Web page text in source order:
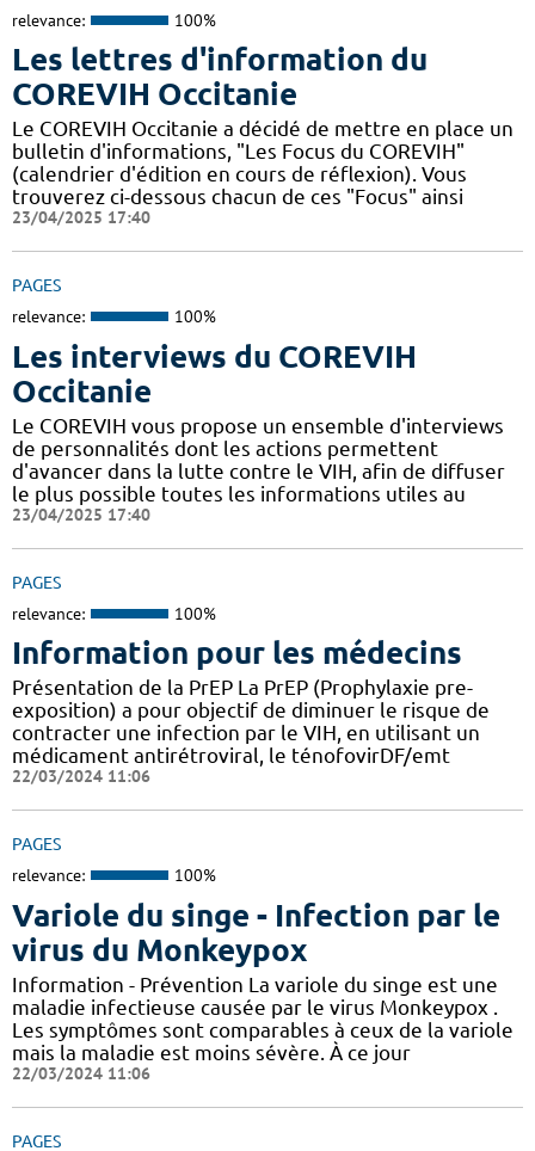
relevance: 100%
Les lettres d'information du
COREVIH Occitanie
Le COREVIH Occitanie a décidé de mettre en place un
bulletin d'informations, "Les Focus du COREVIH"
(calendrier d'édition en cours de réflexion). Vous
trouverez ci-dessous chacun de ces "Focus" ainsi
23/04/2025 17:40
PAGES
relevance: 100%
Les interviews du COREVIH
Occitanie
Le COREVIH vous propose un ensemble d'interviews
de personnalités dont les actions permettent
d'avancer dans la lutte contre le VIH, afin de diffuser
le plus possible toutes les informations utiles au
23/04/2025 17:40
PAGES
relevance: 100%
Information pour les médecins
Présentation de la PrEP La PrEP (Prophylaxie pre-
exposition) a pour objectif de diminuer le risque de
contracter une infection par le VIH, en utilisant un
médicament antirétroviral, le ténofovirDF/emt
22/03/2024 11:06
PAGES
relevance: 100%
Variole du singe - Infection par le
virus du Monkeypox
Information - Prévention La variole du singe est une
maladie infectieuse causée par le virus Monkeypox .
Les symptômes sont comparables à ceux de la variole
mais la maladie est moins sévère. À ce jour
22/03/2024 11:06
PAGES